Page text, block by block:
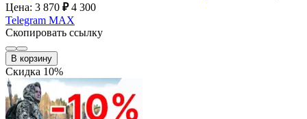
Цена: 3 870 ₽ 4 300
Telegram MAX
Скопировать ссылку
В корзину
Скидка 10%